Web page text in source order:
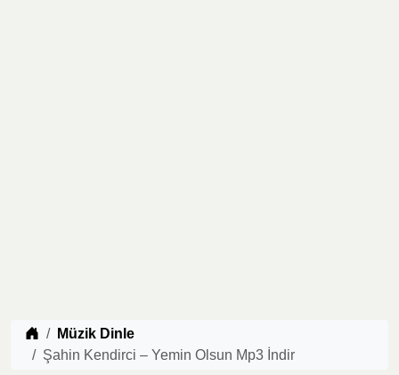
Müzik indir
Müzik Dinle
Şahin Kendirci – Yemin Olsun Mp3 İndir